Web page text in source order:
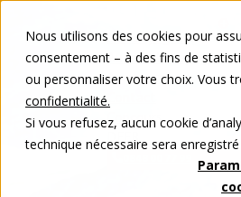
Nous utilisons des cookies pour
consentement – à des fins de
ou personnaliser votre choix. Vous
confidentialité.
Si vous refusez, aucun cookie
technique nécessaire sera
Nos voyages
Autour du voyage
A notre sujet
Concours
FR